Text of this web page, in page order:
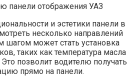
и эстетики панели в
несколько направлений
может стать установка
таких как температура масла
позволит водителю получать
прямо на панели.